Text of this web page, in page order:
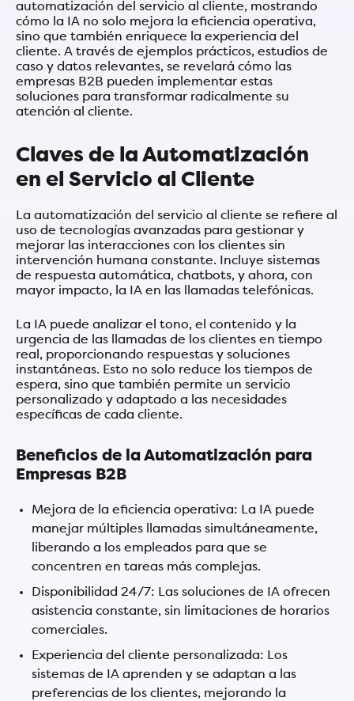
automatización del servicio al cliente, mostrando
cómo la IA no solo mejora la eficiencia operativa,
sino que también enriquece la experiencia del
cliente. A través de ejemplos prácticos, estudios de
caso y datos relevantes, se revelará cómo las
empresas B2B pueden implementar estas
soluciones para transformar radicalmente su
atención al cliente.
Claves de la Automatización
en el Servicio al Cliente
La automatización del servicio al cliente se refiere al
uso de tecnologías avanzadas para gestionar y
mejorar las interacciones con los clientes sin
intervención humana constante. Incluye sistemas
de respuesta automática, chatbots, y ahora, con
mayor impacto, la IA en las llamadas telefónicas.
La IA puede analizar el tono, el contenido y la
urgencia de las llamadas de los clientes en tiempo
real, proporcionando respuestas y soluciones
instantáneas. Esto no solo reduce los tiempos de
espera, sino que también permite un servicio
personalizado y adaptado a las necesidades
específicas de cada cliente.
Beneficios de la Automatización para
Empresas B2B
Mejora de la eficiencia operativa: La IA puede
manejar múltiples llamadas simultáneamente,
liberando a los empleados para que se
concentren en tareas más complejas.
Disponibilidad 24/7: Las soluciones de IA ofrecen
asistencia constante, sin limitaciones de horarios
comerciales.
Experiencia del cliente personalizada: Los
sistemas de IA aprenden y se adaptan a las
preferencias de los clientes, mejorando la